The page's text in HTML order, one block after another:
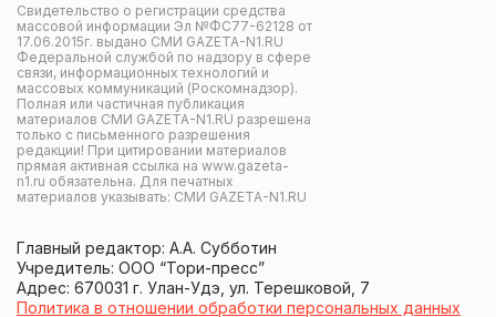
Свидетельство о регистрации средства
массовой информации Эл №ФС77-62128 от
17.06.2015г. выдано СМИ GAZETA-N1.RU
Федеральной службой по надзору в сфере
связи, информационных технологий и
массовых коммуникаций (Роскомнадзор).
Полная или частичная публикация
материалов СМИ GAZETA-N1.RU разрешена
только с письменного разрешения
редакции! При цитировании материалов
прямая активная ссылка на www.gazeta-
n1.ru обязательна. Для печатных
материалов указывать: СМИ GAZETA-N1.RU
Главный редактор: А.А. Субботин
Учредитель: ООО “Тори-пресс”
Адрес: 670031 г. Улан-Удэ, ул. Терешковой, 7
Политика в отношении обработки персональных данных